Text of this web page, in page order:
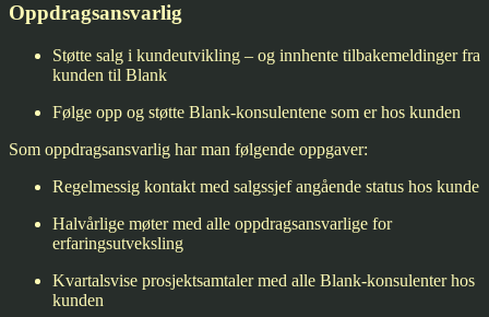
Oppdragsansvarlig
Støtte salg i kundeutvikling – og innhente tilbakemeldinger fra
kunden til Blank
Følge opp og støtte Blank-konsulentene som er hos kunden
Som oppdragsansvarlig har man følgende oppgaver:
Regelmessig kontakt med salgssjef angående status hos kunde
Halvårlige møter med alle oppdragsansvarlige for
erfaringsutveksling
Kvartalsvise prosjektsamtaler med alle Blank-konsulenter hos
kunden